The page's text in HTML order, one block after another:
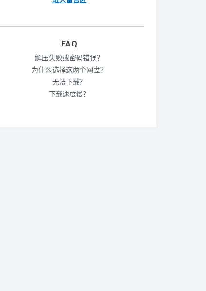
FAQ
解压失败或密码错误？
为什么选择这两个网盘？
无法下载？
下载速度慢？